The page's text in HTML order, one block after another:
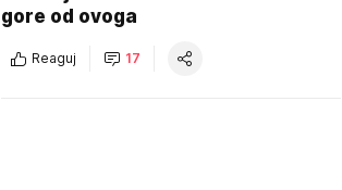
gore od ovoga
Reaguj 17